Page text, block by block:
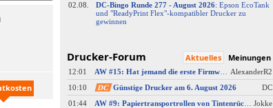
02.08.
DC-​Bingo Runde 277 -​ August 2026: Epson EcoTank
und "ReadyPrint Flex"-​kompatibler Drucker zu
gewinnen
Drucker-Forum Aktuelles Meinungen
12:01 AW #15: Hat jemand die erste Firmware für ein Downgrade?
AlexanderR2
10:10
DC Günstige Drucker am 6. August 2026
DC
01:44
AW #9: Papiertransportrollen von Tintenrückständen befreien, aber womit?
Jokke